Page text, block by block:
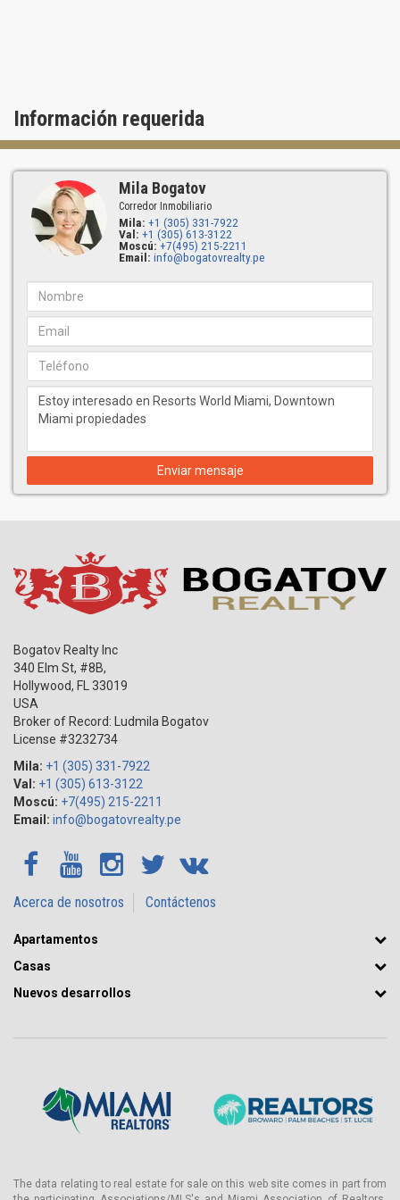
Información requerida
Mila Bogatov
Corredor Inmobiliario
Mila: +1 (305) 331-7922
Val: +1 (305) 613-3122
Moscú: +7(495) 215-2211
Email: info@bogatovrealty.pe
Enviar mensaje
Bogatov Realty Inc
340 Elm St, #8B,
Hollywood, FL
33019
USA
Broker of Record: Ludmila Bogatov
License #3232734
Mila: +1 (305) 331-7922
Val: +1 (305) 613-3122
Moscú: +7(495) 215-2211
Email: info@bogatovrealty.pe
Acerca de nosotros Contáctenos
Apartamentos
Casas
Nuevos desarrollos
The data relating to real estate for sale on this web site comes in part from